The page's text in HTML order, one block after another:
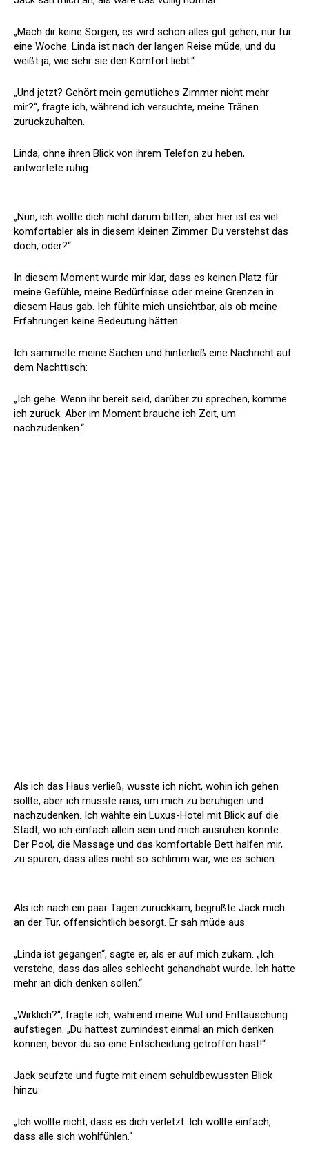
„Mach dir keine Sorgen, es wird schon alles gut gehen, nur für
eine Woche. Linda ist nach der langen Reise müde, und du
weißt ja, wie sehr sie den Komfort liebt.“
„Und jetzt? Gehört mein gemütliches Zimmer nicht mehr
mir?“, fragte ich, während ich versuchte, meine Tränen
zurückzuhalten.
Linda, ohne ihren Blick von ihrem Telefon zu heben,
antwortete ruhig:
„Nun, ich wollte dich nicht darum bitten, aber hier ist es viel
komfortabler als in diesem kleinen Zimmer. Du verstehst das
doch, oder?“
In diesem Moment wurde mir klar, dass es keinen Platz für
meine Gefühle, meine Bedürfnisse oder meine Grenzen in
diesem Haus gab. Ich fühlte mich unsichtbar, als ob meine
Erfahrungen keine Bedeutung hätten.
Ich sammelte meine Sachen und hinterließ eine Nachricht auf
dem Nachttisch:
„Ich gehe. Wenn ihr bereit seid, darüber zu sprechen, komme
ich zurück. Aber im Moment brauche ich Zeit, um
nachzudenken.“
Als ich das Haus verließ, wusste ich nicht, wohin ich gehen
sollte, aber ich musste raus, um mich zu beruhigen und
nachzudenken. Ich wählte ein Luxus-Hotel mit Blick auf die
Stadt, wo ich einfach allein sein und mich ausruhen konnte.
Der Pool, die Massage und das komfortable Bett halfen mir,
zu spüren, dass alles nicht so schlimm war, wie es schien.
Als ich nach ein paar Tagen zurückkam, begrüßte Jack mich
an der Tür, offensichtlich besorgt. Er sah müde aus.
„Linda ist gegangen“, sagte er, als er auf mich zukam. „Ich
verstehe, dass das alles schlecht gehandhabt wurde. Ich hätte
mehr an dich denken sollen.“
„Wirklich?“, fragte ich, während meine Wut und Enttäuschung
aufstiegen. „Du hättest zumindest einmal an mich denken
können, bevor du so eine Entscheidung getroffen hast!“
Jack seufzte und fügte mit einem schuldbewussten Blick
hinzu:
„Ich wollte nicht, dass es dich verletzt. Ich wollte einfach,
dass alle sich wohlfühlen.“